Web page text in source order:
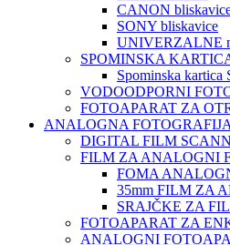
CANON
SONY bliskavice
UNIVERZALNE
SPOMINSKA
Spominska
VODOODPORNI
FOTOAPARAT ZA
ANALOGNA FOTOGRAFIJA
DIGITAL FILM
FILM ZA ANALOGNI
FOMA
35mm FILM ZA
SRAJČKE ZA
FOTOAPARAT ZA
ANALOGNI